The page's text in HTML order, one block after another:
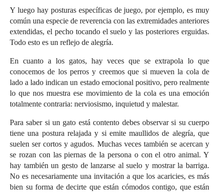
Y luego hay posturas específicas de juego, por ejemplo, es muy
común una especie de reverencia con las extremidades anteriores
extendidas, el pecho tocando el suelo y las posteriores erguidas.
Todo esto es un reflejo de alegría.
En cuanto a los gatos, hay veces que se extrapola lo que
conocemos de los perros y creemos que si mueven la cola de
lado a lado indican un estado emocional positivo, pero realmente
lo que nos muestra ese movimiento de la cola es una emoción
totalmente contraria: nerviosismo, inquietud y malestar.
Para saber si un gato está contento debes observar si su cuerpo
tiene una postura relajada y si emite maullidos de alegría, que
suelen ser cortos y agudos. Muchas veces también se acercan y
se rozan con las piernas de la persona o con el otro animal. Y
hay también un gesto de lanzarse al suelo y mostrar la barriga.
No es necesariamente una invitación a que los acaricies, es más
bien su forma de decirte que están cómodos contigo, que están